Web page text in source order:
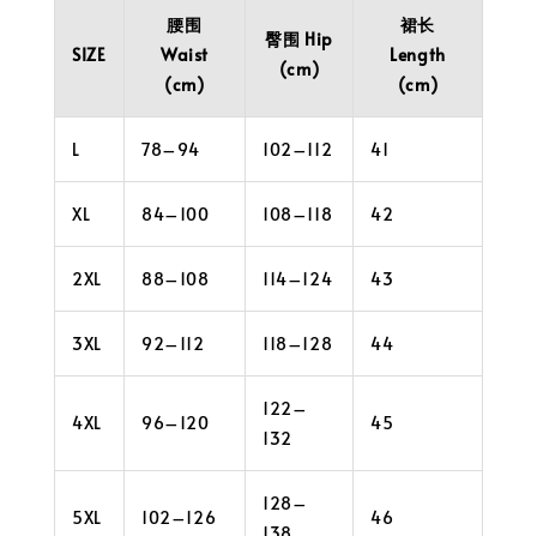
SIZE
腰围
Waist
(cm)
臀围 Hip
(cm)
裙长
Length
(cm)
L 78–94 102–112 41
XL 84–100 108–118 42
2XL 88–108 114–124 43
3XL 92–112 118–128 44
4XL 96–120
122–
132
45
5XL 102–126
128–
46